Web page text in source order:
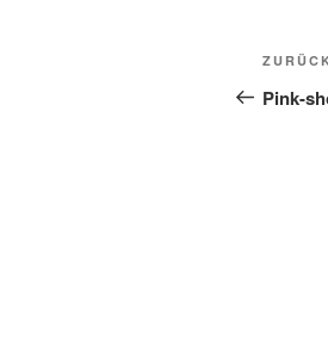
Beitrag
ZURÜCK
Pink-